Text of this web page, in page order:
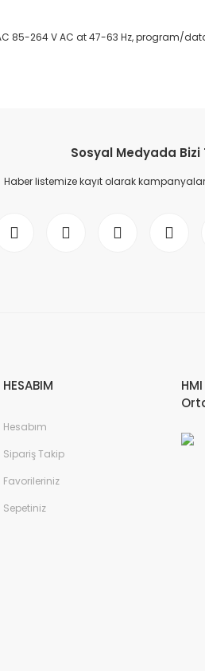
AC 85-264 V AC at 47-63 Hz, program/
Sosyal Medyada Bizi
Haber listemize kayıt olarak
HESABIM
Hesabım
Sipariş Takip
Favorileriniz
Sepetiniz